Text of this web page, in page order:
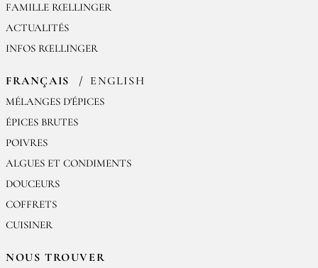
FAMILLE RŒLLINGER
ACTUALITÉS
INFOS RŒLLINGER
FRANÇAIS ENGLISH
MÉLANGES D'ÉPICES
ÉPICES BRUTES
POIVRES
ALGUES ET CONDIMENTS
DOUCEURS
COFFRETS
CUISINER
NOUS TROUVER